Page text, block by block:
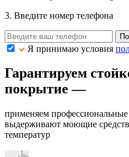
3. Введите номер телефона
Я принимаю условия
Гарантируем
покрытие —
применяем
выдерживают моющие
температур